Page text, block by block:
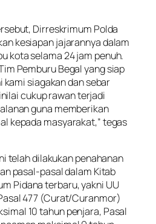
Dirreskrimum Polda
kesiapan jajarannya dalam
kota selama 24 jam penuh.
Pemburu Begal yang siap
kami siagakan dan sebar
cukup rawan terjadi
guna memberikan
kepada masyarakat,” tegas
telah dilakukan penahanan
pasal-pasal dalam Kitab
Pidana terbaru, yakni UU
477 (Curat/Curanmor)
10 tahun penjara, Pasal